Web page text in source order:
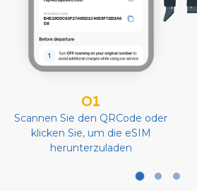
01
Scannen Sie den QRCode oder
klicken Sie, um die eSIM
herunterzuladen